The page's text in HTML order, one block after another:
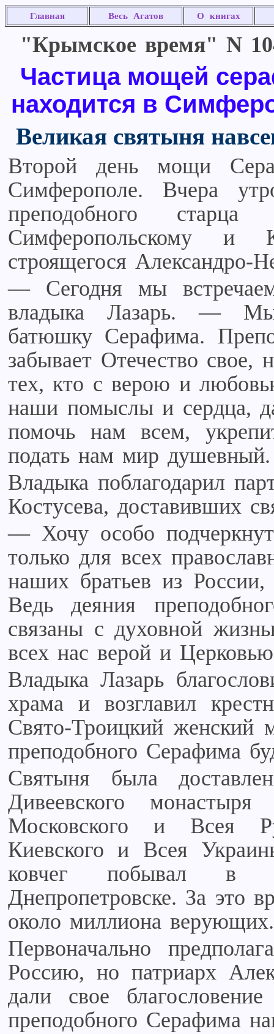
Главная Весь Агатов О книгах
"Крымское время" N
Частица мощей
находится в
Великая святыня
Второй день мощи
Симферополе. Вчера
преподобного
Симферопольскому
строящегося Александро-
— Сегодня мы
владыка Лазарь. — Мы
батюшку Серафима.
забывает Отечество свое,
тех, кто с верою и
наши помыслы и сердца,
помочь нам всем,
подать нам мир душевный.
Владыка поблагодарил
Костусева, доставивших
— Хочу особо
только для всех
наших братьев из
Ведь деяния
связаны с духовной
всех нас верой и
Владыка Лазарь
храма и возглавил
Свято-Троицкий женский
преподобного Серафима
Святыня была
Дивеевского
Московского и Всея
Киевского и Всея
ковчег побывал в
Днепропетровске. За это
около миллиона верующих.
Первоначально
Россию, но патриарх
дали свое
преподобного Серафима